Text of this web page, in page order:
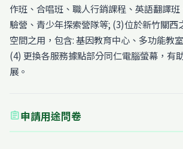
作班、合唱班、職人行銷課程、英語翻譯
驗營、青少年探索營隊等; (3)位於新竹關西
空間之用，包含: 基因教育中心、多功能教
(4) 更換各服務據點部分同仁電腦螢幕，有
展。
assignment申請用途問卷